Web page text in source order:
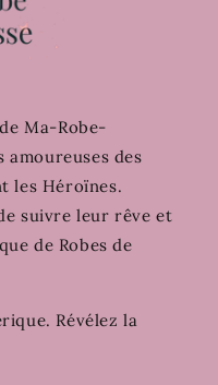
Ma-Robe-
amoureuses des
les Héroïnes.
suivre leur rêve et
de Robes de
Révélez la